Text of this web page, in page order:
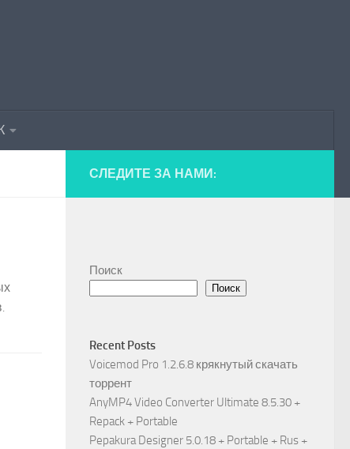
СЛЕДИТЕ ЗА НАМИ:
Поиск
Поиск
Recent Posts
Voicemod Pro 1.2.6.8 крякнутый скачать
торрент
AnyMP4 Video Converter Ultimate 8.5.30 +
Repack + Portable
Pepakura Designer 5.0.18 + Portable + Rus +